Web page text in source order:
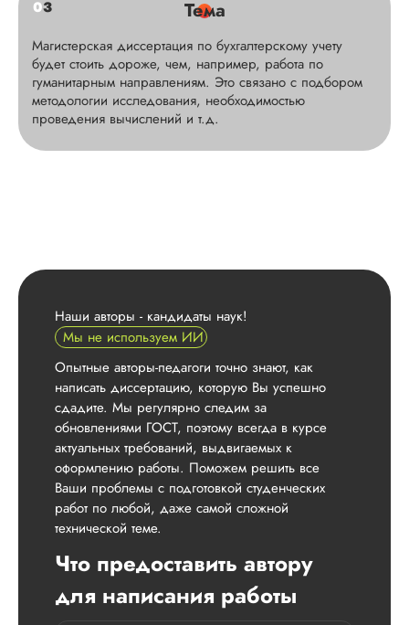
03 Тема
Магистерская диссертация по бухгалтерскому учету
будет стоить дороже, чем, например, работа по
гуманитарным направлениям. Это связано с подбором
методологии исследования, необходимостью
проведения вычислений и т.д.
Наши авторы - кандидаты наук!
Мы не используем ИИ
Опытные авторы-педагоги точно знают, как
написать диссертацию, которую Вы успешно
сдадите. Мы регулярно следим за
обновлениями ГОСТ, поэтому всегда в курсе
актуальных требований, выдвигаемых к
оформлению работы. Поможем решить все
Ваши проблемы с подготовкой студенческих
работ по любой, даже самой сложной
технической теме.
Что предоставить автору
для написания работы